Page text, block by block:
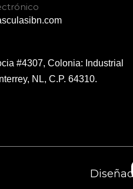
#4307, Colonia: Industrial
NL, C.P. 64310.